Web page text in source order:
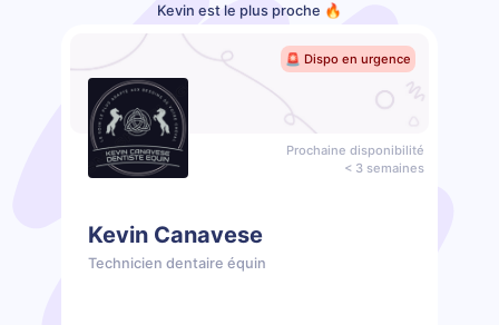
Kevin est le plus proche 🔥
🚨 Dispo en urgence
Prochaine disponibilité
< 3 semaines
Kevin Canavese
Technicien dentaire équin